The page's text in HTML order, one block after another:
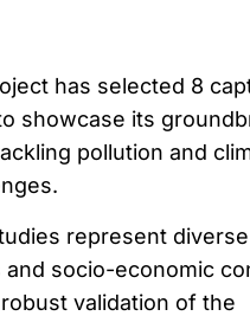
has selected 8
showcase its
pollution and
represent diverse
and socio-economic
validation of the